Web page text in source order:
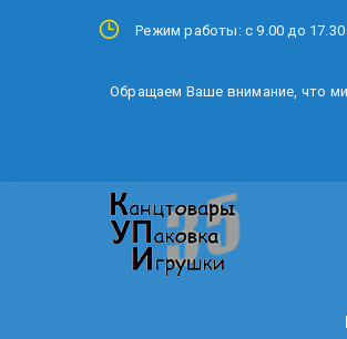
Режим работы: с 9.00 до
Обращаем Ваше внимание, что